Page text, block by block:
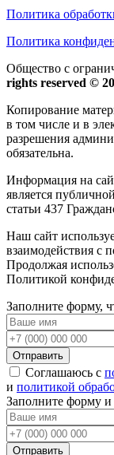
Политика
Политика
Общество с
rights reserved ©
Копирование
в том числе и в
разрешения
обязательна.
Информация на
является
статьи 437
Наш сайт
взаимодействия с
Продолжая
Политикой
Заполните форму,
Отправить
Соглашаюсь с
и политикой
Заполните форму
Отправить